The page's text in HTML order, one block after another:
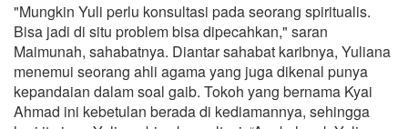
"Mungkin Yuli perlu konsultasi pada seorang spiritualis.
Bisa jadi di situ problem bisa dipecahkan," saran
Maimunah, sahabatnya. Diantar sahabat karibnya, Yuliana
menemui seorang ahli agama yang juga dikenal punya
kepandaian dalam soal gaib. Tokoh yang bernama Kyai
Ahmad ini kebetulan berada di kediamannya, sehingga